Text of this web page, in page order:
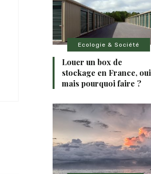
Ecologie & Société
Louer un box de
stockage en France, oui
mais pourquoi faire ?